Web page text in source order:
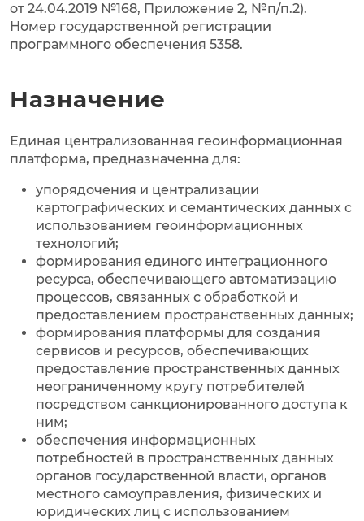
от 24.04.2019 №168, Приложение 2, №п/п.2).
Номер государственной регистрации
программного обеспечения 5358.
Назначение
Единая централизованная геоинформационная
платформа, предназначенна для:
упорядочения и централизации
картографических и семантических данных с
использованием геоинформационных
технологий;
формирования единого интеграционного
ресурса, обеспечивающего автоматизацию
процессов, связанных с обработкой и
предоставлением пространственных данных;
формирования платформы для создания
сервисов и ресурсов, обеспечивающих
предоставление пространственных данных
неограниченному кругу потребителей
посредством санкционированного доступа к
ним;
обеспечения информационных
потребностей в пространственных данных
органов государственной власти, органов
местного самоуправления, физических и
юридических лиц с использованием